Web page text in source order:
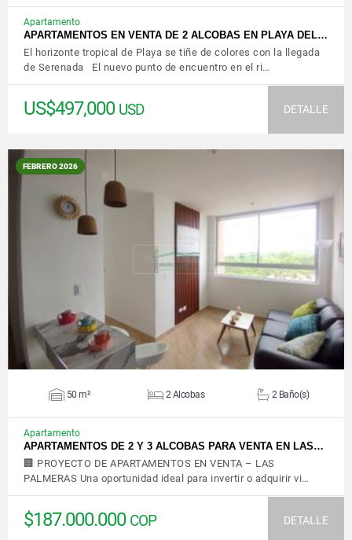
Apartamento
APARTAMENTOS EN VENTA DE 2 ALCOBAS EN PLAYA DEL…
El horizonte tropical de Playa se tiñe de colores con la llegada
de Serenada El nuevo punto de encuentro en el ri…
US$497,000 USD DETALLE
FEBRERO 2026
VER DETALLES
50 m² 2 Alcobas 2 Baño(s)
Apartamento
APARTAMENTOS DE 2 Y 3 ALCOBAS PARA VENTA EN LAS…
🏢 PROYECTO DE APARTAMENTOS EN VENTA – LAS
PALMERAS Una oportunidad ideal para invertir o adquirir vi…
$187.000.000 COP DETALLE